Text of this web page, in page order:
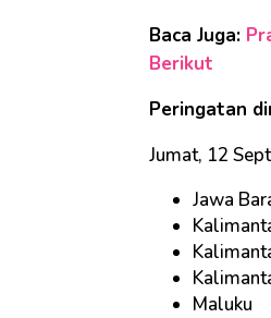
Baca Juga:
Berikut
Peringatan
Jumat, 12
Jawa
Maluku